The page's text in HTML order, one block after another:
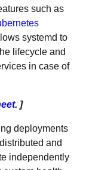
such as
systemd to
lifecycle and
in case of
. ]
deployments
and
independently